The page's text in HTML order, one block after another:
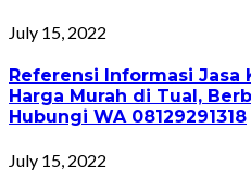
July 15, 2022
Referensi Informasi Jasa
Harga Murah di Tual,
Hubungi WA 08129291318
July 15, 2022